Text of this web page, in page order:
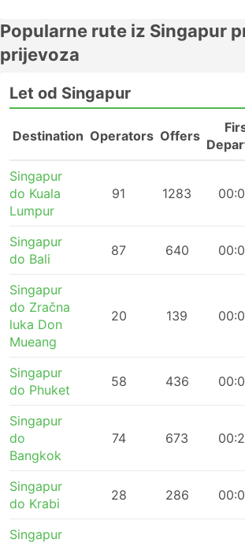
Popularne rute iz Singapur
prijevoza
Let od Singapur
Destination Operators Offers
Singapur
do Kuala
Lumpur
91 1283
Singapur
do Bali
87 640
Singapur
do Zračna
luka Don
Mueang
20 139
Singapur
do Phuket
58 436
Singapur
do
Bangkok
74 673
Singapur
do Krabi
28 286
Singapur